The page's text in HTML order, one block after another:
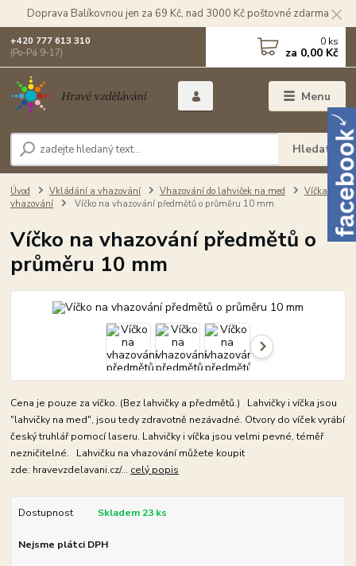
Doprava Balíkovnou jen za 69 Kč, nad 3000 Kč poštovné zdarma
Menu
Hledat
+420 777 613 310
(Po-Pá 9-17)
0 ks
za 0,00 Kč
Úvod Vkládání a vhazování Vhazování do lahviček na med
Víčka na
vhazování
Víčko na vhazování předmětů o průměru 10 mm
Víčko na vhazování předmětů o
průměru 10 mm
Cena je pouze za víčko. (Bez lahvičky a předmětů.) Lahvičky i víčka jsou
"lahvičky na med", jsou tedy zdravotně nezávadné. Otvory do víček vyrábí
český truhlář pomocí laseru. Lahvičky i víčka jsou velmi pevné, téměř
nezničitelné. Lahvičku na vhazování můžete koupit
zde: hravevzdelavani.cz/... celý popis
Dostupnost Skladem 23 ks
Nejsme plátci DPH